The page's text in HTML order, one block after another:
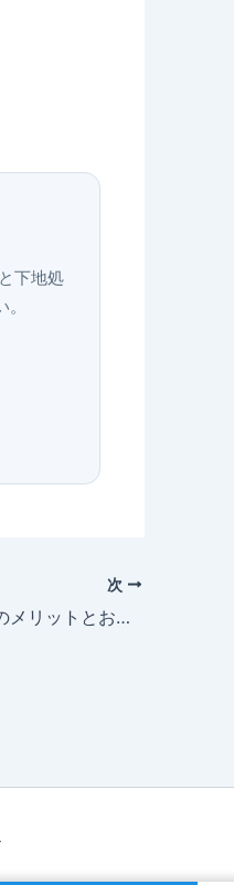
下地処
次
カーコーティングのメリットとおすすめの理由